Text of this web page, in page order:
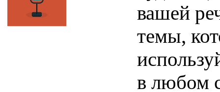
вашей
темы,
в любом